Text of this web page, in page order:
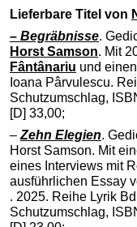
Lieferbare Titel von
– Begräbnisse.
Horst Samson. Mit
Fântânariu und
Ioana Pârvulescu.
Schutzumschlag,
[D] 33,00;
– Zehn Elegien.
Horst Samson. Mit
eines Interviews mit
ausführlichen Essay
. 2025. Reihe Lyrik
Schutzumschlag,